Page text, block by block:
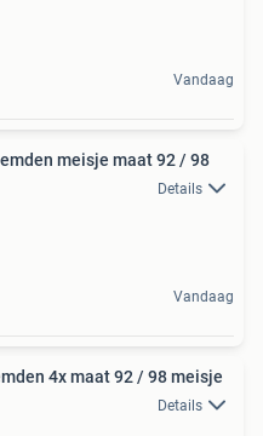
Vandaag
meisje maat 92 / 98
Details
Vandaag
4x maat 92 / 98 meisje
Details